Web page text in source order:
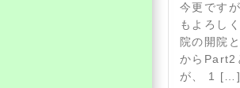
今更です
もよろし
院の開院
からPart2
が、 1